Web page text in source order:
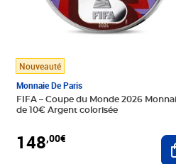
au panier
Nouveauté
Monnaie De Paris
FIFA – Coupe du Monde 2026
de 10€ Argent colorisée
148,00€